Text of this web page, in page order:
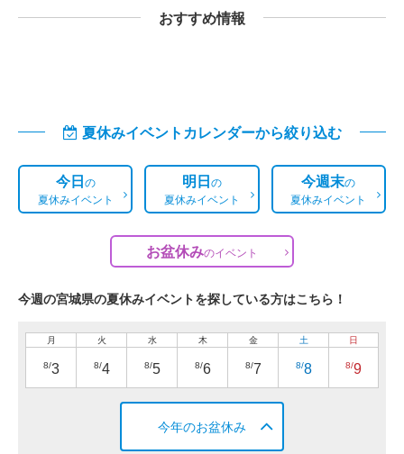
おすすめ情報
夏休みイベントカレンダーから絞り込む
今日の
夏休みイベント
明日の
夏休みイベント
今週末の
夏休みイベント
お盆休みのイベント
今週の宮城県の夏休みイベントを探している方はこちら！
月
8/3
火
8/4
水
8/5
木
8/6
金
8/7
土
8/8
日
8/9
今年のお盆休み